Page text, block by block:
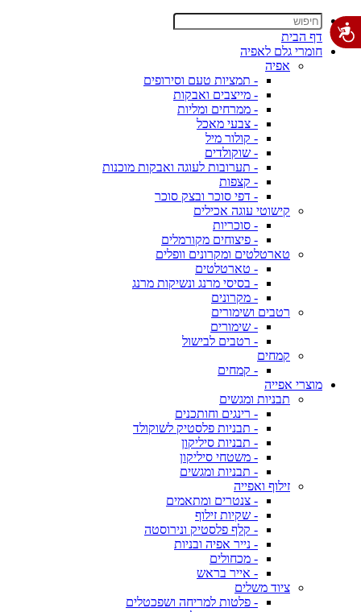
דף הבית
חומרי גלם לאפיה
אפיה
- תמציות טעם וסירופים
- מייצבים ואבקות
- ממרחים ומליות
- צבעי מאכל
- קולור מיל
- שוקולדים
- תערובות לעוגה ואבקות מוכנות
- קצפות
- דפי סוכר ובצק סוכר
קישוטי עוגה אכילים
- סוכריות
- פיצוחים מקורמלים
טארטלטים ומקרונים וופלים
- טארטלטים
- בסיסי מרנג ונשיקות מרנג
- מקרונים
רטבים ושימורים
- שימורים
- רטבים לבישול
קמחים
- קמחים
מוצרי אפייה
תבניות ומגשים
- רינגים וחותכנים
- תבניות פלסטיק לשוקולד
- תבניות סיליקון
- משטחי סיליקון
- תבניות ומגשים
זילוף ואפייה
- צנטרים ומתאמים
- שקיות זילוף
- קלף פלסטיק ונירוסטה
- נייר אפיה ובניות
- מכחולים
- אייר בראש
ציוד משלים
- פלטות למריחה ושפכטלים